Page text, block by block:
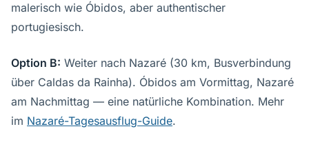
malerisch wie Óbidos, aber authentischer
portugiesisch.
Option B: Weiter nach Nazaré (30 km, Busverbindung
über Caldas da Rainha). Óbidos am Vormittag, Nazaré
am Nachmittag — eine natürliche Kombination. Mehr
im Nazaré-Tagesausflug-Guide.